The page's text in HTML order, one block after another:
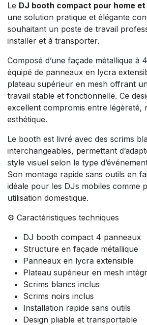
Le DJ booth compact pour home
une solution pratique et élégante
souhaitant un poste de travail
installer et à transporter.
Composé d’une façade métallique à
équipé de panneaux en lycra
plateau supérieur en mesh offrant
travail stable et fonctionnelle. Ce
excellent compromis entre légèreté,
esthétique.
Le booth est livré avec des scrims
interchangeables, permettant
style visuel selon le type
Son montage rapide sans outils en
idéale pour les DJs mobiles comme
utilisation domestique.
⚙️ Caractéristiques techniques
DJ booth compact 4 panneaux
Structure en façade métallique
Panneaux en lycra extensible
Plateau supérieur en mesh
Scrims blancs inclus
Scrims noirs inclus
Installation rapide sans outils
Design pliable et transportable